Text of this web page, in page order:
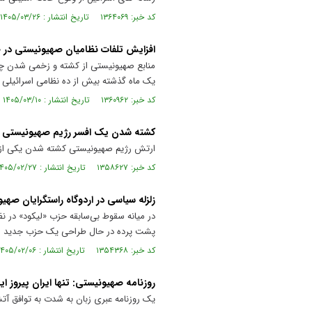
کد خبر: ۱۳۶۴۰۶۹ تاریخ انتشار : ۱۴۰۵/۰۳/۲۶
افزایش تلفات نظامیان صهیونیستی
منابع صهیونیستی از کشته و زخمی شدن
یک ماه گذشته بیش از ده نظامی
کد خبر: ۱۳۶۰۹۶۲ تاریخ انتشار : ۱۴۰۵/۰۳/۱۰
کشته شدن یک افسر رژیم صهیونیستی
ارتش رژیم صهیونیستی کشته شدن یکی از
کد خبر: ۱۳۵۸۶۲۷ تاریخ انتشار : ۱۴۰۵/۰۲/۲۷
زلزله سیاسی در اردوگاه راستگرایان
در میانه سقوط بی‌سابقه حزب «لیکود»
پشت پرده در حال طراحی یک حزب جدید
کد خبر: ۱۳۵۴۳۶۸ تاریخ انتشار : ۱۴۰۵/۰۲/۰۶
روزنامه صهیونیستی: تنها ایران
یک روزنامه عبری زبان به شدت به توافق